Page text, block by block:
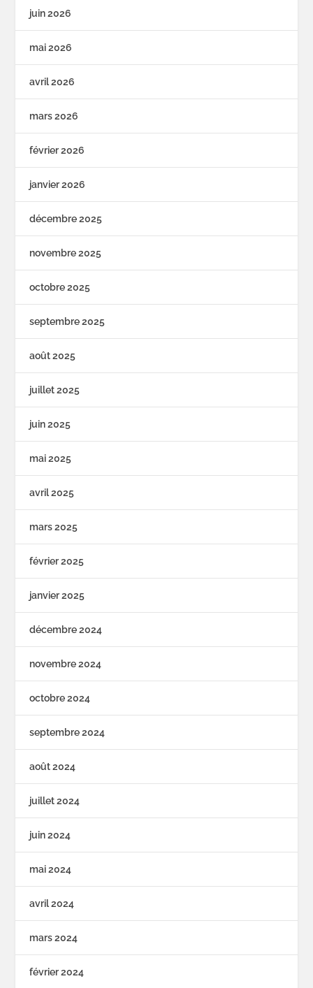
juin 2026
mai 2026
avril 2026
mars 2026
février 2026
janvier 2026
décembre 2025
novembre 2025
octobre 2025
septembre 2025
août 2025
juillet 2025
juin 2025
mai 2025
avril 2025
mars 2025
février 2025
janvier 2025
décembre 2024
novembre 2024
octobre 2024
septembre 2024
août 2024
juillet 2024
juin 2024
mai 2024
avril 2024
mars 2024
février 2024